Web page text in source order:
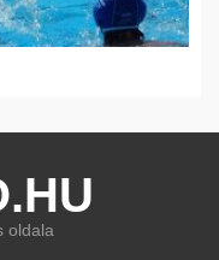
oldala